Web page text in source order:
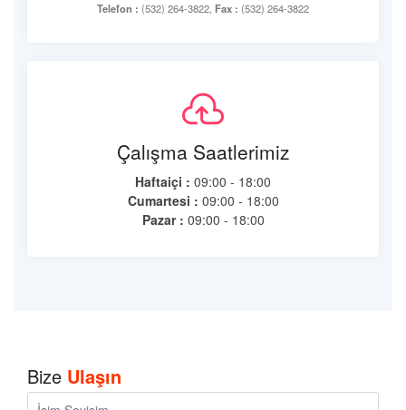
Telefon : (532) 264-3822, Fax : (532) 264-3822
Çalışma Saatlerimiz
Haftaiçi : 09:00 - 18:00
Cumartesi : 09:00 - 18:00
Pazar : 09:00 - 18:00
Bize Ulaşın